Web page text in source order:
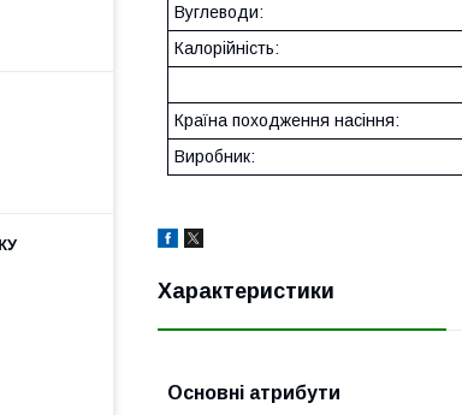
Вуглеводи:
Калорійність:
Країна походження насіння:
Виробник:
Характеристики
Основні атрибути